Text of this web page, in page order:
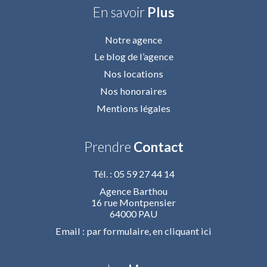
En savoir Plus
Notre agence
Le blog de l’agence
Nos locations
Nos honoraires
Mentions légales
Prendre Contact
Tél. : 05 59 27 44 14
Agence Barthou
16 rue Montpensier
64000 PAU
Email : par formulaire, en cliquant ici